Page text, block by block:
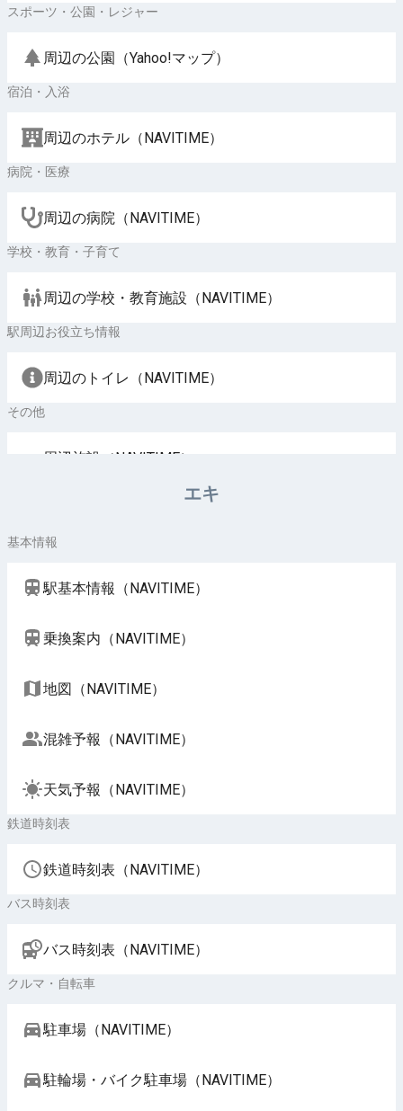
スポーツ・公園・レジャー
周辺の公園（Yahoo!マップ）
宿泊・入浴
周辺のホテル（NAVITIME）
病院・医療
周辺の病院（NAVITIME）
学校・教育・子育て
周辺の学校・教育施設（NAVITIME）
駅周辺お役立ち情報
周辺のトイレ（NAVITIME）
その他
周辺施設（NAVITIME）
エキ
基本情報
駅基本情報（NAVITIME）
乗換案内（NAVITIME）
地図（NAVITIME）
混雑予報（NAVITIME）
天気予報（NAVITIME）
鉄道時刻表
鉄道時刻表（NAVITIME）
バス時刻表
バス時刻表（NAVITIME）
クルマ・自転車
駐車場（NAVITIME）
駐輪場・バイク駐車場（NAVITIME）